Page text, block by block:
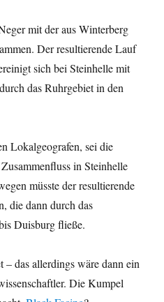
mit der aus Winterberg
Der resultierende Lauf
sich bei Steinhelle mit
das Ruhrgebiet in den
Lokalgeografen, sei die
in Steinhelle
müsste der resultierende
die dann durch das
Duisburg fließe.
– das allerdings wäre dann ein
Die Kumpel